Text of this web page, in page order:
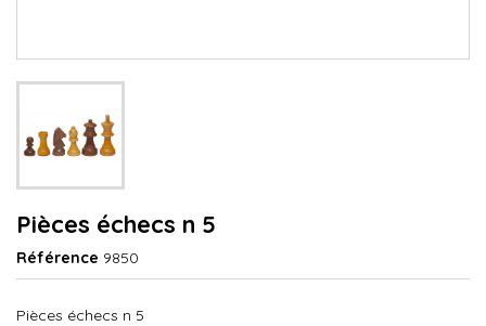
Pièces échecs n 5
Référence 9850
Pièces échecs n 5